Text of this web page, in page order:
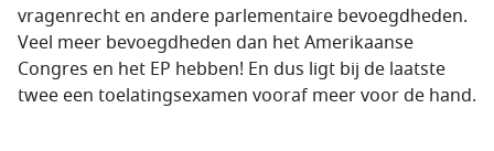
vragenrecht en andere parlementaire bevoegdheden.
Veel meer bevoegdheden dan het Amerikaanse
Congres en het EP hebben! En dus ligt bij de laatste
twee een toelatingsexamen vooraf meer voor de hand.